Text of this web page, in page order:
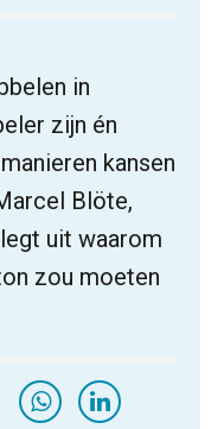
in
zijn én
kansen
Blöte,
uit waarom
zou moeten